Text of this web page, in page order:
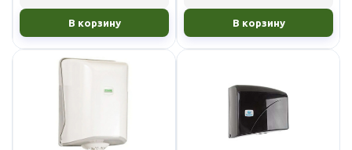
В корзину В корзину